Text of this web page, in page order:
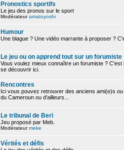
Pronostics sportifs
Le jeu des pronos sur le sport
Modérateuramatoyoshi
Humour
Une blague ? Une vidéo marrante à proposer ?
Le jeu ou on apprend tout sur un forumiste
Vous voulez mieux connaître un forumiste ? C'est
se découvrir ici.
Rencontres
Ici vous pouvez retrouver des anciens ami(e)s
du Cameroun ou d'ailleurs...
Le tribunal de Beri
Jeu proposé par Meb.
Modérateurmeke
Vérités et défis